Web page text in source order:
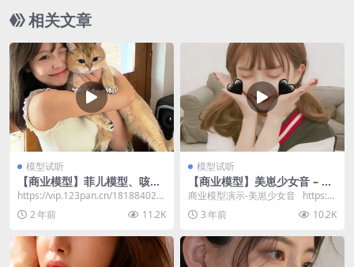
相关文章
模型试听
【商业模型】菲儿模型、咳
嗽、悄悄话、亲嘴音效果演示
https://vip.123pan.cn/181884028
2/resourc...
2 年前 11.2K
模型试听
【商业模型】美崽少女音 – 效
果演示
商业模型演示-美崽少女音 https://
vip.123pan.c...
3 年前 10.2K